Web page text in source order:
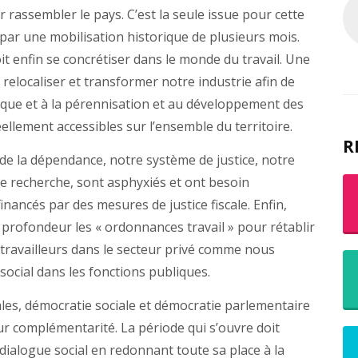
le pays. C’est la seule issue pour cette
une mobilisation historique de plusieurs mois.
enfin se concrétiser dans le monde du travail. Une
et transformer notre industrie afin de
et à la pérennisation et au développement des
accessibles sur l’ensemble du territoire.
la dépendance, notre système de justice, notre
sont asphyxiés et ont besoin
par des mesures de justice fiscale. Enfin,
les « ordonnances travail » pour rétablir
dans le secteur privé comme nous
dans les fonctions publiques.
démocratie sociale et démocratie parlementaire
La période qui s’ouvre doit
social en redonnant toute sa place à la